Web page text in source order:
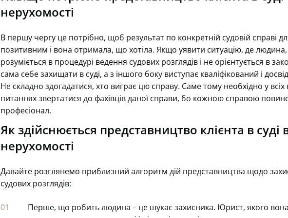
нерухомості
В першу чергу це потрібно, щоб результат по конкретній судовій справі
позитивним і вона отримала, що хотіла. Якщо уявити ситуацію, де
розуміється в процедурі ведення судових розглядів і не орієнтується в
сама себе захищати в суді, а з іншого боку виступає кваліфікований і
Не складно здогадатися, хто виграє цю справу. Саме тому необхідно у
питаннях звертатися до фахівців даної справи, бо кожною справою
професіонал.
Як здійснюється представництво клієнта в суді
нерухомості
Давайте розглянемо приблизний алгоритм дій представництва щодо
судових розглядів:
Перше, що робить людина – це шукає захисника. Юрист, якого